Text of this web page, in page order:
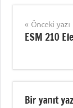
Kalitesi
Ödev
ESM422
Yazı
gezinmesi
Önceki yazı
ESM 210
Bir yanıt